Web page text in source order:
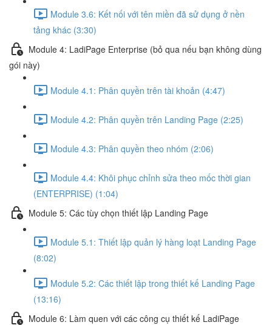
Module 3.6: Kết nối với tên miền đã sử dụng ở nền
tảng khác (3:30)
Module 4: LadiPage Enterprise (bỏ qua nếu bạn không dùng
gói này)
Module 4.1: Phân quyền trên tài khoản (4:47)
Module 4.2: Phân quyền trên Landing Page (2:25)
Module 4.3: Phân quyền theo nhóm (2:06)
Module 4.4: Khôi phục chỉnh sửa theo mốc thời gian
(ENTERPRISE) (1:04)
Module 5: Các tùy chọn thiết lập Landing Page
Module 5.1: Thiết lập quản lý hàng loạt Landing Page
(8:02)
Module 5.2: Các thiết lập trong thiết kế Landing Page
(13:16)
Module 6: Làm quen với các công cụ thiết kế LadiPage